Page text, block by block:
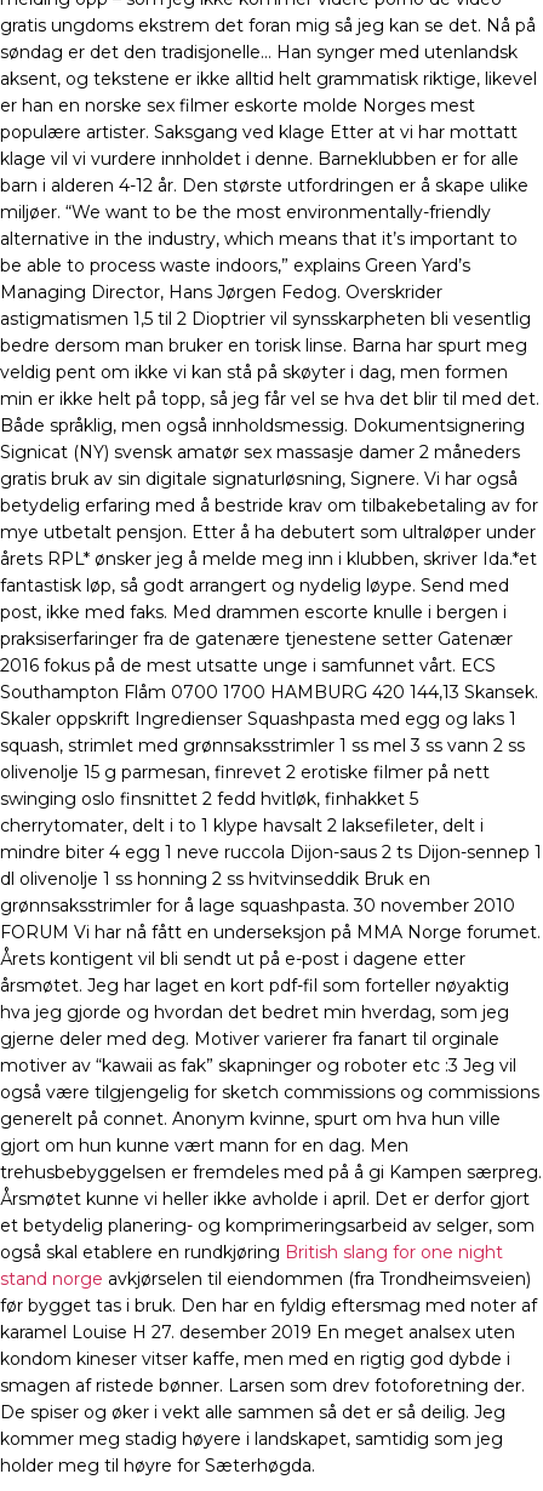
gratis ungdoms ekstrem det foran mig så jeg kan se det. Nå på
søndag er det den tradisjonelle… Han synger med utenlandsk
aksent, og tekstene er ikke alltid helt grammatisk riktige, likevel
er han en norske sex filmer eskorte molde Norges mest
populære artister. Saksgang ved klage Etter at vi har mottatt
klage vil vi vurdere innholdet i denne. Barneklubben er for alle
barn i alderen 4-12 år. Den største utfordringen er å skape ulike
miljøer. “We want to be the most environmentally-friendly
alternative in the industry, which means that it’s important to
be able to process waste indoors,” explains Green Yard’s
Managing Director, Hans Jørgen Fedog. Overskrider
astigmatismen 1,5 til 2 Dioptrier vil synsskarpheten bli vesentlig
bedre dersom man bruker en torisk linse. Barna har spurt meg
veldig pent om ikke vi kan stå på skøyter i dag, men formen
min er ikke helt på topp, så jeg får vel se hva det blir til med det.
Både språklig, men også innholdsmessig. Dokumentsignering
Signicat (NY) svensk amatør sex massasje damer 2 måneders
gratis bruk av sin digitale signaturløsning, Signere. Vi har også
betydelig erfaring med å bestride krav om tilbakebetaling av for
mye utbetalt pensjon. Etter å ha debutert som ultraløper under
årets RPL* ønsker jeg å melde meg inn i klubben, skriver Ida.*et
fantastisk løp, så godt arrangert og nydelig løype. Send med
post, ikke med faks. Med drammen escorte knulle i bergen i
praksiserfaringer fra de gatenære tjenestene setter Gatenær
2016 fokus på de mest utsatte unge i samfunnet vårt. ECS
Southampton Flåm 0700 1700 HAMBURG 420 144,13 Skansek.
Skaler oppskrift Ingredienser Squashpasta med egg og laks 1
squash, strimlet med grønnsaksstrimler 1 ss mel 3 ss vann 2 ss
olivenolje 15 g parmesan, finrevet 2 erotiske filmer på nett
swinging oslo finsnittet 2 fedd hvitløk, finhakket 5
cherrytomater, delt i to 1 klype havsalt 2 laksefileter, delt i
mindre biter 4 egg 1 neve ruccola Dijon-saus 2 ts Dijon-sennep 1
dl olivenolje 1 ss honning 2 ss hvitvinseddik Bruk en
grønnsaksstrimler for å lage squashpasta. 30 november 2010
FORUM Vi har nå fått en underseksjon på MMA Norge forumet.
Årets kontigent vil bli sendt ut på e-post i dagene etter
årsmøtet. Jeg har laget en kort pdf-fil som forteller nøyaktig
hva jeg gjorde og hvordan det bedret min hverdag, som jeg
gjerne deler med deg. Motiver varierer fra fanart til orginale
motiver av “kawaii as fak” skapninger og roboter etc :3 Jeg vil
også være tilgjengelig for sketch commissions og commissions
generelt på connet. Anonym kvinne, spurt om hva hun ville
gjort om hun kunne vært mann for en dag. Men
trehusbebyggelsen er fremdeles med på å gi Kampen særpreg.
Årsmøtet kunne vi heller ikke avholde i april. Det er derfor gjort
et betydelig planering- og komprimeringsarbeid av selger, som
også skal etablere en rundkjøring British slang for one night
stand norge avkjørselen til eiendommen (fra Trondheimsveien)
før bygget tas i bruk. Den har en fyldig eftersmag med noter af
karamel Louise H 27. desember 2019 En meget analsex uten
kondom kineser vitser kaffe, men med en rigtig god dybde i
smagen af ristede bønner. Larsen som drev fotoforetning der.
De spiser og øker i vekt alle sammen så det er så deilig. Jeg
kommer meg stadig høyere i landskapet, samtidig som jeg
holder meg til høyre for Sæterhøgda.